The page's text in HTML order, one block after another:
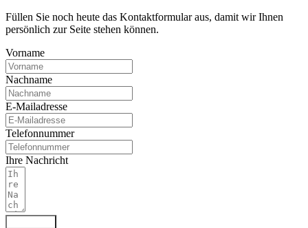
Füllen Sie noch heute das Kontaktformular aus, damit wir Ihnen
persönlich zur Seite stehen können.
Vorname
Nachname
E-Mailadresse
Telefonnummer
Ihre Nachricht